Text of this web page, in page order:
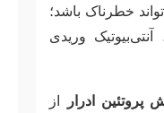
خطرناک باشد؛
وریدی
پروتئین ادرار از